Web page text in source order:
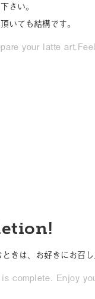
さい。
いても結構です。
your latte
きは、お好きにお召し
complete. Enjoy